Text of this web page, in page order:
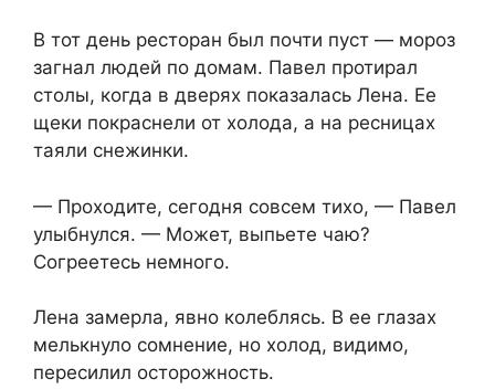
В тот день ресторан был почти пуст — мороз
загнал людей по домам. Павел протирал
столы, когда в дверях показалась Лена. Ее
щеки покраснели от холода, а на ресницах
таяли снежинки.
— Проходите, сегодня совсем тихо, — Павел
улыбнулся. — Может, выпьете чаю?
Согреетесь немного.
Лена замерла, явно колеблясь. В ее глазах
мелькнуло сомнение, но холод, видимо,
пересилил осторожность.